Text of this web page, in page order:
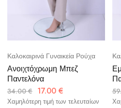
Καλοκαιρινά Γυναικεία Ρούχα
Ανοιχτόχρωμη Μπεζ
Παντελόνα
34.00€ 17.00 €
Χαμηλότερη τιμή των τελευταίων